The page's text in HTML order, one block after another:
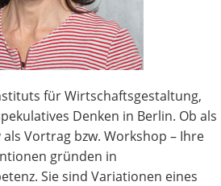
für Wirtschaftsgestaltung,
Denken in Berlin. Ob als
Vortrag bzw. Workshop – Ihre
gründen in
Sie sind Variationen eines